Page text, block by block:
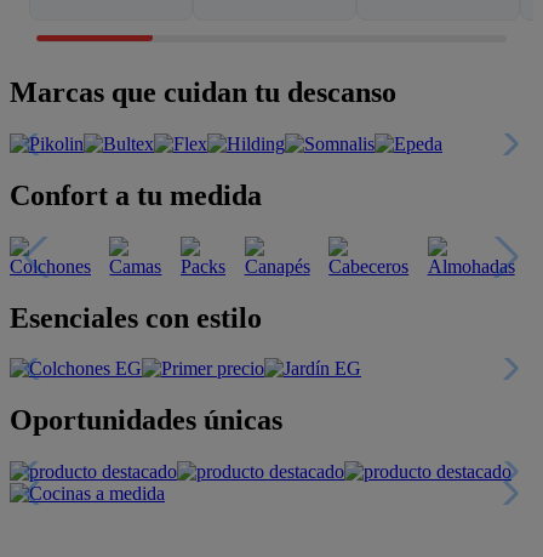
Marcas que cuidan tu descanso
Confort a tu medida
Esenciales con estilo
Oportunidades únicas